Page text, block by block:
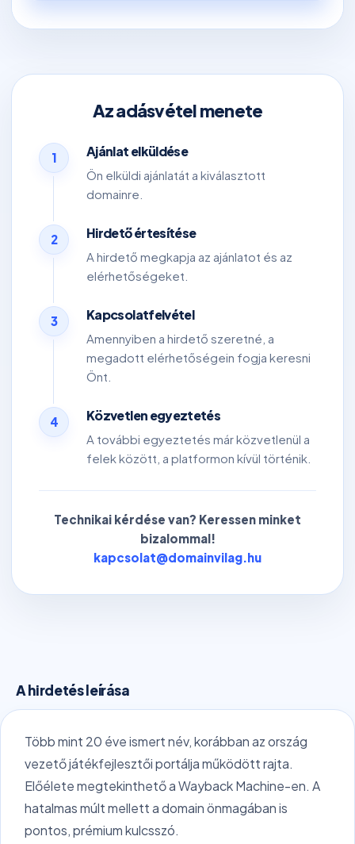
Az adásvétel menete
1 Ajánlat elküldése
Ön elküldi ajánlatát a kiválasztott
domainre.
2 Hirdető értesítése
A hirdető megkapja az ajánlatot és az
elérhetőségeket.
3 Kapcsolatfelvétel
Amennyiben a hirdető szeretné, a
megadott elérhetőségein fogja keresni
Önt.
4 Közvetlen egyeztetés
A további egyeztetés már közvetlenül a
felek között, a platformon kívül történik.
Technikai kérdése van? Keressen minket
bizalommal!
kapcsolat@domainvilag.hu
A hirdetés leírása
Több mint 20 éve ismert név, korábban az ország
vezető játékfejlesztői portálja működött rajta.
Előélete megtekinthető a Wayback Machine-en. A
hatalmas múlt mellett a domain önmagában is
pontos, prémium kulcsszó.